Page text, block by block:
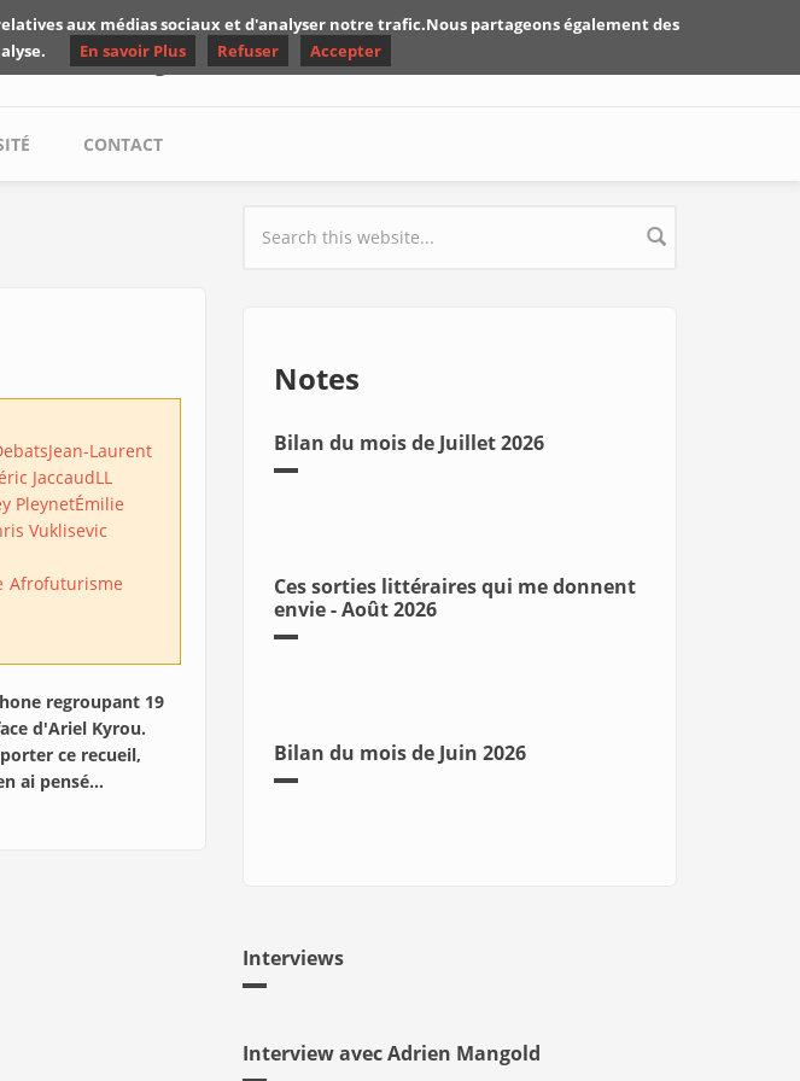
de Yuyine
CONTACT
Jean-Laurent
JaccaudLL
PleynetÉmilie
Vuklisevic
Afrofuturisme
regroupant 19
d'Ariel Kyrou.
ce recueil,
ai pensé…
Search form
Notes
Bilan du mois de Juillet 2026
Ces sorties littéraires qui me donnent
envie - Août 2026
Bilan du mois de Juin 2026
Interviews
Interview avec Adrien Mangold
aux médias sociaux et d'analyser notre trafic.Nous partageons également des
En savoir Plus Refuser Accepter